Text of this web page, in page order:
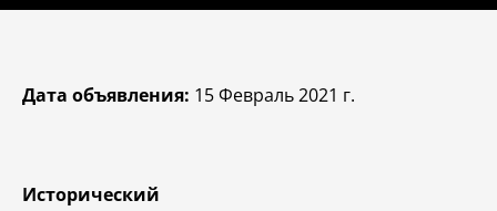
Дата объявления: 15 Февраль 2021 г.
Исторический